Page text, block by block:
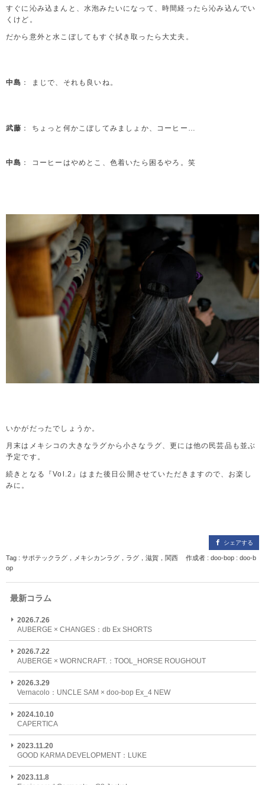
すぐに沁み込まんと、水泡みたいになって、時間経ったら沁み込んでい
くけど。
だから意外と水こぼしてもすぐ拭き取ったら大丈夫。
中島 ： まじで、それも良いね。
武藤 ： ちょっと何かこぼしてみましょか、コーヒー…
中島 ： コーヒーはやめとこ、色着いたら困るやろ。笑
いかがだったでしょうか。
月末はメキシコの大きなラグから小さなラグ、更には他の民芸品も並ぶ
予定です。
続きとなる『Vol.2』はまた後日公開させていただきますので、お楽し
みに。
シェアする
Tag : サポテックラグ ， メキシカンラグ ， ラグ ， 滋賀 ， 関西
作成者 : doo-bop : doo-b
op
最新コラム
2026.7.26
AUBERGE × CHANGES：db Ex SHORTS
2026.7.22
AUBERGE × WORNCRAFT.：TOOL_HORSE ROUGHOUT
2026.3.29
Vernacolo：UNCLE SAM × doo-bop Ex_4 NEW
2024.10.10
CAPERTICA
2023.11.20
GOOD KARMA DEVELOPMENT：LUKE
2023.11.8